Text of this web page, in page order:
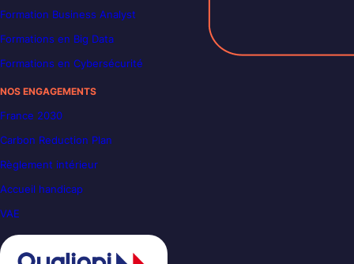
Formation Business Analyst
Formations en Big Data
Formations en Cybersécurité
NOS ENGAGEMENTS
France 2030
Carbon Reduction Plan
Règlement intérieur
Accueil handicap
VAE